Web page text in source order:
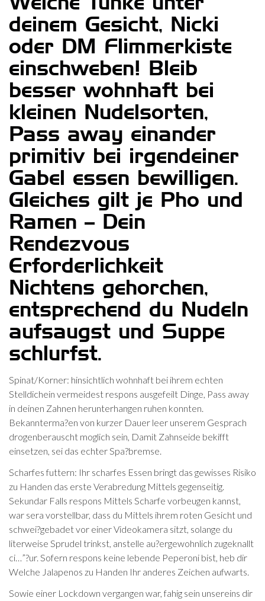
deinem Gesicht, Nicki
oder DM Flimmerkiste
einschweben! Bleib
besser wohnhaft bei
kleinen Nudelsorten,
Pass away einander
primitiv bei irgendeiner
Gabel essen bewilligen.
Gleiches gilt je Pho und
Ramen – Dein
Rendezvous
Erforderlichkeit
Nichtens gehorchen,
entsprechend du Nudeln
aufsaugst und Suppe
schlurfst.
Spinat/Korner: hinsichtlich wohnhaft bei ihrem echten
Stelldichein vermeidest respons ausgefeilt Dinge, Pass away
in deinen Zahnen herunterhangen ruhen konnten.
Bekannterma?en von kurzer Dauer leer unserem Gesprach
drogenberauscht moglich sein, Damit Zahnseide bekifft
einsetzen, sei das echter Spa?bremse.
Scharfes futtern: Ihr scharfes Essen bringt das gewisses Risiko
zu Handen das erste Verabredung Mittels gegenseitig.
Sekundar Falls respons Mittels Scharfe vorbeugen kannst,
war sera vorstellbar, dass du Mittels ihrem roten Gesicht und
schwei?gebadet vor einer Videokamera sitzt, solange du
literweise Sprudel trinkst, anstelle au?ergewohnlich zugeknallt
ci…”?ur. Sofern respons keine lebende Peperoni bist, heb dir
Welche Jalapenos zu Handen Ihr anderes Zeichen aufwarts.
Sowie einer Lockdown vergangen war, fahig sein unsereins dir